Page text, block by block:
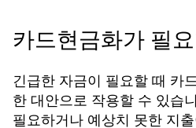
카드현금화가 필
긴급한 자금이 필요할 때 카
한 대안으로 작용할 수 있습
필요하거나 예상치 못한 지